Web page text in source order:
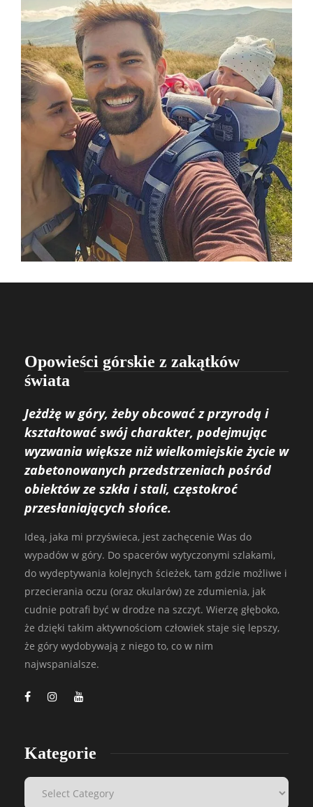
Opowieści górskie z zakątków
świata
Jeżdżę w góry, żeby obcować z przyrodą i
kształtować swój charakter, podejmując
wyzwania większe niż wielkomiejskie życie w
zabetonowanych przedstrzeniach pośród
obiektów ze szkła i stali, częstokroć
przesłaniających słońce.
Ideą, jaka mi przyświeca, jest zachęcenie Was do
wypadów w góry. Do spacerów wytyczonymi szlakami,
do wydeptywania kolejnych ścieżek, tam gdzie możliwe i
przecierania oczu (oraz okularów) ze zdumienia, jak
cudnie potrafi być w drodze na szczyt. Wierzę głęboko,
że dzięki takim aktywnościom człowiek staje się lepszy,
że góry wydobywają z niego to, co w nim
najwspanialsze.
Kategorie